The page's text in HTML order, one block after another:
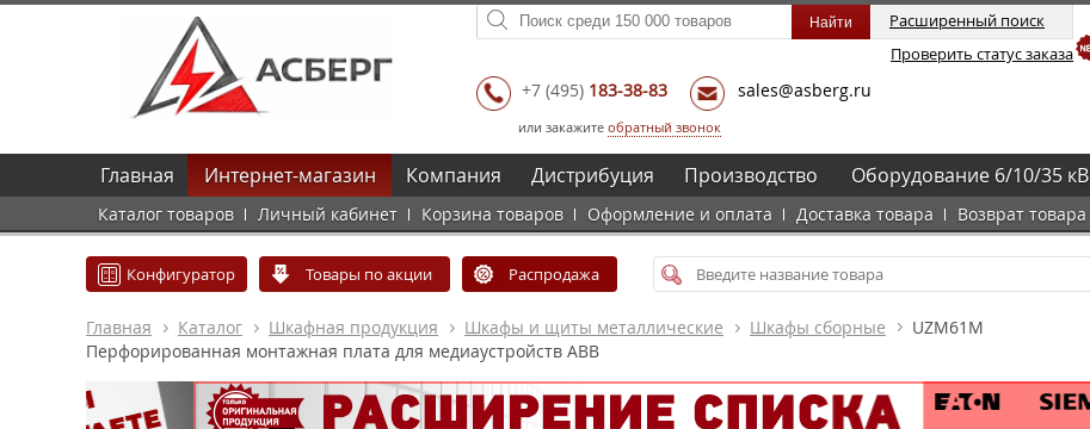
Расширенный поиск
Проверить статус заказа
+7 (495) 183-38-83 sales@asberg.ru
или закажите обратный звонок
Главная Интернет-магазин
Каталог товаров Личный кабинет Корзина товаров Оформление и оплата Доставка товара Возврат товара
Компания Дистрибуция Производство Оборудование 6/10/35 кВ
Конфигуратор Товары по акции Распродажа
Главная Каталог Шкафная продукция Шкафы и щиты металлические Шкафы сборные
UZM61M
Перфорированная монтажная плата для медиаустройств ABB